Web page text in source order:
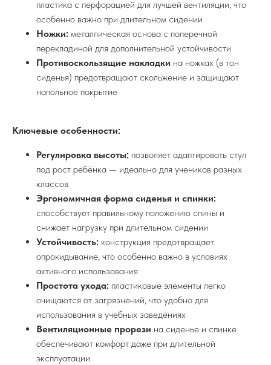
пластика с перфорацией для лучшей вентиляции, что
особенно важно при длительном сидении
Ножки: металлическая основа с поперечной
перекладиной для дополнительной устойчивости
Противоскользящие накладки на ножках (в тон
сиденья) предотвращают скольжение и защищают
напольное покрытие
Ключевые особенности:
Регулировка высоты: позволяет адаптировать стул
под рост ребёнка — идеально для учеников разных
классов
Эргономичная форма сиденья и спинки:
способствует правильному положению спины и
снижает нагрузку при длительном сидении
Устойчивость: конструкция предотвращает
опрокидывание, что особенно важно в условиях
активного использования
Простота ухода: пластиковые элементы легко
очищаются от загрязнений, что удобно для
использования в учебных заведениях
Вентиляционные прорези на сиденье и спинке
обеспечивают комфорт даже при длительной
эксплуатации